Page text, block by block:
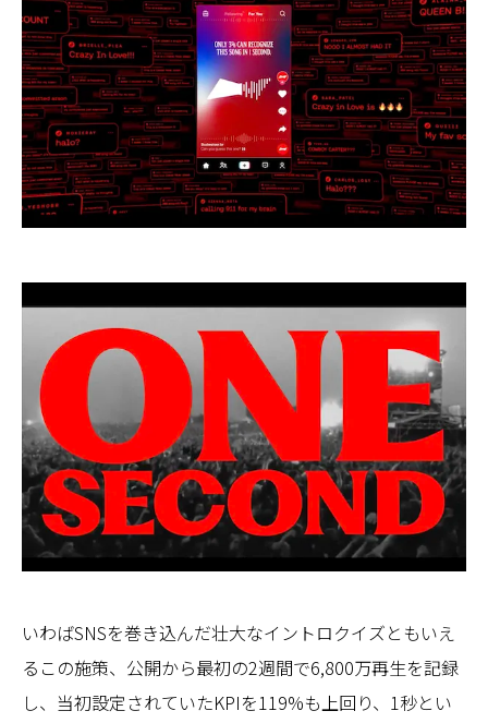
いわばSNSを巻き込んだ壮大なイントロクイズともいえ
るこの施策、公開から最初の2週間で6,800万再生を記録
し、当初設定されていたKPIを119%も上回り、1秒とい